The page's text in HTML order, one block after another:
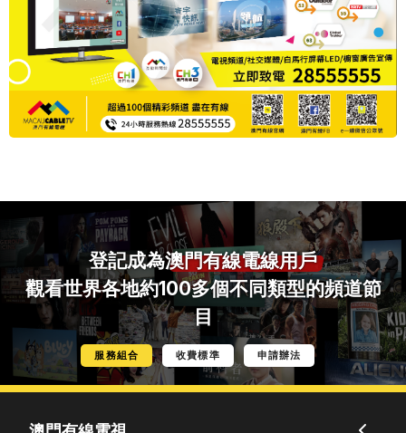
登記成為澳門有線電線用戶
觀看世界各地約100多個不同類型的頻道節
目
服務組合 收費標準 申請辦法